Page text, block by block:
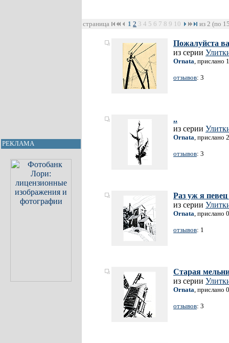
РЕКЛАМА
страница 1 2 3 4 5 6 7 8 9 10 из 2 (по
Пожалуйста
из серии
Ornata, прислано
отзывов: 3
..
из серии
Ornata, прислано
отзывов: 3
Раз уж я
из серии
Ornata, прислано
отзывов: 1
Старая
из серии
Ornata, прислано
отзывов: 3